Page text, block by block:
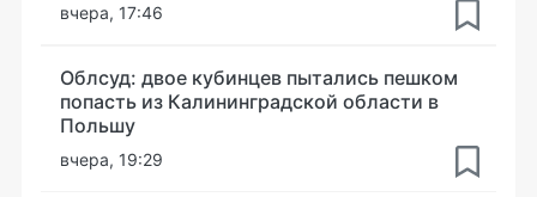
вчера, 17:46
Облсуд: двое кубинцев пытались пешком
попасть из Калининградской области в
Польшу
вчера, 19:29